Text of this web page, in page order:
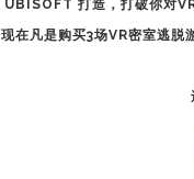
UBISOFT 打造，打破你对
现在凡是购买3场VR密室逃